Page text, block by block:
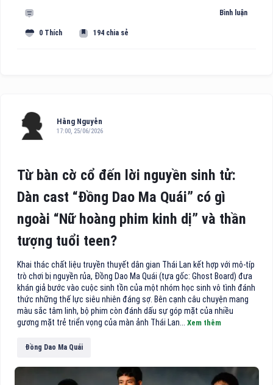
Bình luận
0 Thích 194 chia sẻ
Hằng Nguyễn
17:00, 25/06/2026
Từ bàn cờ cổ đến lời nguyền sinh tử:
Dàn cast “Đồng Dao Ma Quái” có gì
ngoài “Nữ hoàng phim kinh dị” và thần
tượng tuổi teen?
Khai thác chất liệu truyền thuyết dân gian Thái Lan kết hợp với mô-típ
trò chơi bị nguyền rủa, Đồng Dao Ma Quái (tựa gốc: Ghost Board) đưa
khán giả bước vào cuộc sinh tồn của một nhóm học sinh vô tình đánh
thức những thế lực siêu nhiên đáng sợ. Bên cạnh câu chuyện mang
màu sắc tâm linh, bộ phim còn đánh dấu sự góp mặt của nhiều
gương mặt trẻ triển vọng của màn ảnh Thái Lan... Xem thêm
Đồng Dao Ma Quái